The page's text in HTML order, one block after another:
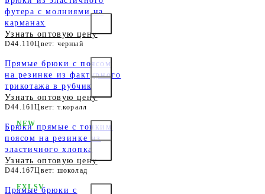
футера с молниями на
карманах
Узнать оптовую цену
D44.110Цвет: черный
Прямые брюки с поясом
на резинке из фактурного
трикотажа в рубчик
Узнать оптовую цену
D44.161Цвет: т.коралл
Брюки прямые с тонким
поясом на резинке из
эластичного хлопка
Узнать оптовую цену
D44.167Цвет: шоколад
NEW
Прямые брюки с
EXLSV